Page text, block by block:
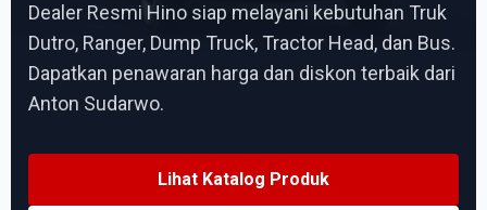
Dealer Resmi Hino siap melayani kebutuhan Truk
Dutro, Ranger, Dump Truck, Tractor Head, dan Bus.
Dapatkan penawaran harga dan diskon terbaik dari
Anton Sudarwo.
Lihat Katalog Produk